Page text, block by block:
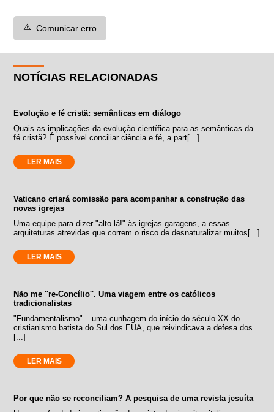
⚠️ Comunicar erro
NOTÍCIAS RELACIONADAS
Evolução e fé cristã: semânticas em diálogo
Quais as implicações da evolução científica para as semânticas da
fé cristã? É possível conciliar ciência e fé, a part[...]
LER MAIS
Vaticano criará comissão para acompanhar a construção das
novas igrejas
Uma equipe para dizer "alto lá!" às igrejas-garagens, a essas
arquiteturas atrevidas que correm o risco de desnaturalizar muitos[...]
LER MAIS
Não me ''re-Concílio''. Uma viagem entre os católicos
tradicionalistas
"Fundamentalismo" – uma cunhagem do início do século XX do
cristianismo batista do Sul dos EUA, que reivindicava a defesa dos
[...]
LER MAIS
Por que não se reconciliam? A pesquisa de uma revista jesuíta